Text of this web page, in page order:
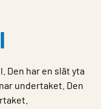
Den har en slät yta
undertaket. Den